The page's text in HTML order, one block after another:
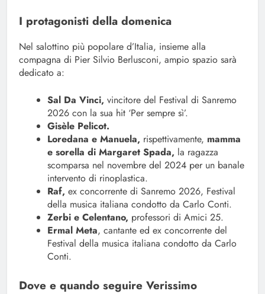
I protagonisti della domenica
Nel salottino più popolare d’Italia, insieme alla
compagna di Pier Silvio Berlusconi, ampio spazio sarà
dedicato a:
Sal Da Vinci, vincitore del Festival di Sanremo
2026 con la sua hit ‘Per sempre sì’.
Gisèle Pelicot.
Loredana e Manuela, rispettivamente, mamma
e sorella di Margaret Spada, la ragazza
scomparsa nel novembre del 2024 per un banale
intervento di rinoplastica.
Raf, ex concorrente di Sanremo 2026, Festival
della musica italiana condotto da Carlo Conti.
Zerbi e Celentano, professori di Amici 25.
Ermal Meta, cantante ed ex concorrente del
Festival della musica italiana condotto da Carlo
Conti.
Dove e quando seguire Verissimo